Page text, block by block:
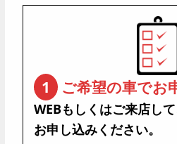
Cookieやウェブビーコンによっ
住所、電話番号などが当社に伝わ
また、お客さまはブラウザの設定
効にすることができます。しかし
た場合、一部サービスをご利用い
すのでご了承ください。
個人情報に関するお問い合わせ先
合同会社アイズ
〒979-0204
1 ご希望の車でお
WEBもしくはご来店し
お申し込みください。